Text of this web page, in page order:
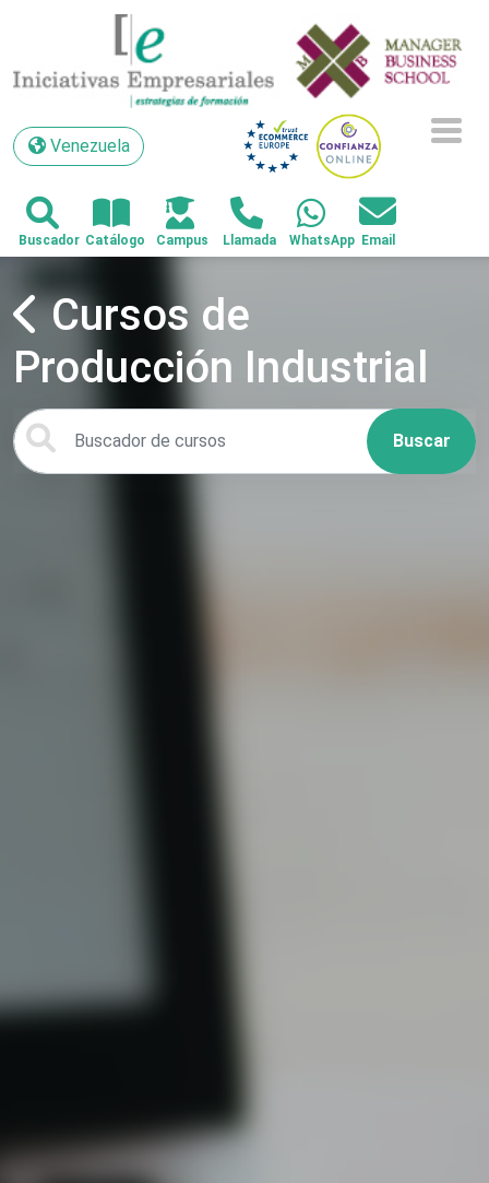
Venezuela
Venezuela
Cursos de
Producción Industrial
Buscar